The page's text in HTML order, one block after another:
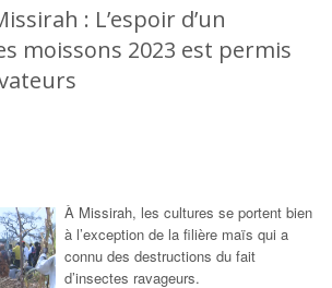
: L’espoir d’un
moissons 2023 est permis
À Missirah, les cultures se portent bien
à l’exception de la filière maïs qui a
connu des destructions du fait
d’insectes ravageurs.